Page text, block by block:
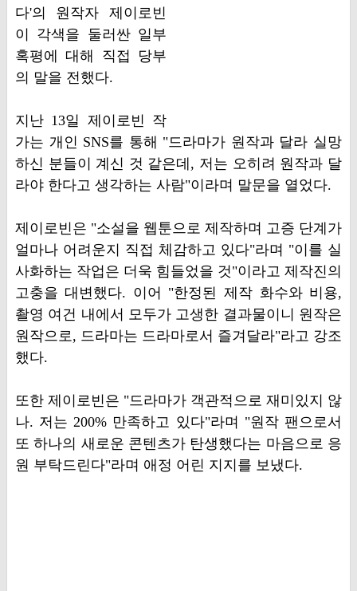
다'의 원작자 제이로빈
이 각색을 둘러싼 일부
혹평에 대해 직접 당부
의 말을 전했다.
지난 13일 제이로빈 작
가는 개인 SNS를 통해 "드라마가 원작과 달라 실망
하신 분들이 계신 것 같은데, 저는 오히려 원작과 달
라야 한다고 생각하는 사람"이라며 말문을 열었다.
제이로빈은 "소설을 웹툰으로 제작하며 고증 단계가
얼마나 어려운지 직접 체감하고 있다"라며 "이를 실
사화하는 작업은 더욱 힘들었을 것"이라고 제작진의
고충을 대변했다. 이어 "한정된 제작 화수와 비용,
촬영 여건 내에서 모두가 고생한 결과물이니 원작은
원작으로, 드라마는 드라마로서 즐겨달라"라고 강조
했다.
또한 제이로빈은 "드라마가 객관적으로 재미있지 않
나. 저는 200% 만족하고 있다"라며 "원작 팬으로서
또 하나의 새로운 콘텐츠가 탄생했다는 마음으로 응
원 부탁드린다"라며 애정 어린 지지를 보냈다.